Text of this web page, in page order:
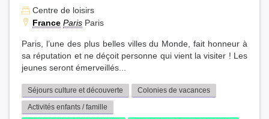
Centre de loisirs
France Paris Paris
Paris, l’une des plus belles villes du Monde, fait honneur à
sa réputation et ne déçoit personne qui vient la visiter ! Les
jeunes seront émerveillés...
Séjours culture et découverte
Colonies de vacances
Activités enfants / famille